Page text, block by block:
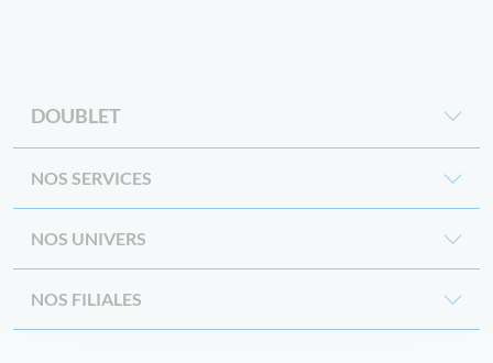
DOUBLET
NOS SERVICES
NOS UNIVERS
NOS FILIALES